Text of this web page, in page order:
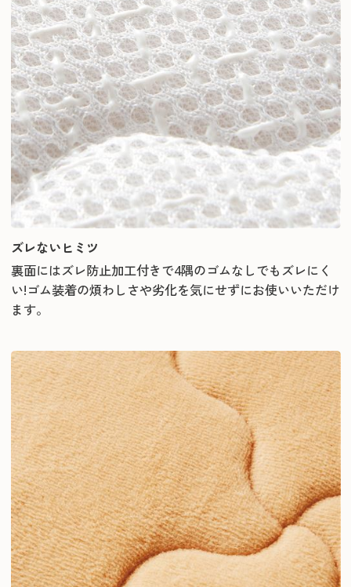
ズレないヒミツ
裏面にはズレ防止加工付きで4隅のゴムなしでもズレにく
い!ゴム装着の煩わしさや劣化を気にせずにお使いいただけ
ます。